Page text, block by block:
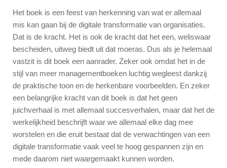
Het boek is een feest van herkenning van wat er allemaal
mis kan gaan bij de digitale transformatie van organisaties.
Dat is de kracht. Het is ook de kracht dat het een, weliswaar
bescheiden, uitweg biedt uit dat moeras. Dus als je helemaal
vastzit is dit boek een aanrader. Zeker ook omdat het in de
stijl van meer managementboeken luchtig wegleest dankzij
de praktische toon en de herkenbare voorbeelden. En zeker
een belangrijke kracht van dit boek is dat het geen
juichverhaal is met allemaal succesverhalen, maar dat het de
werkelijkheid beschrijft waar we allemaal elke dag mee
worstelen en die eruit bestaat dat de verwachtingen van een
digitale transformatie vaak veel te hoog gespannen zijn en
mede daarom niet waargemaakt kunnen worden.